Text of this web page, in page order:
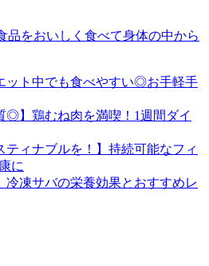
品をおいしく食べて身体の中から
ット中でも食べやすい◎お手軽手
◎】鶏むね肉を満喫！1週間ダイ
ティナブルを！】持続可能なフィ
に
冷凍サバの栄養効果とおすすめレ